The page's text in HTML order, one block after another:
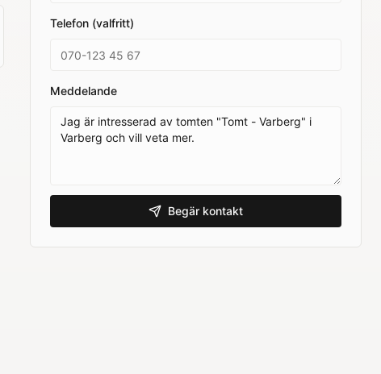
Telefon (valfritt)
Meddelande
Begär kontakt